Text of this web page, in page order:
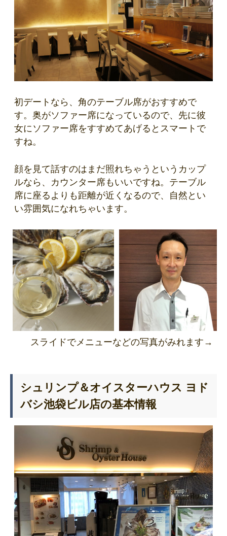
初デートなら、角のテーブル席がおすすめで
す。奥がソファー席になっているので、先に彼
女にソファー席をすすめてあげるとスマートで
すね。
顔を見て話すのはまだ照れちゃうというカップ
ルなら、カウンター席もいいですね。テーブル
席に座るよりも距離が近くなるので、自然とい
い雰囲気になれちゃいます。
スライドでメニューなどの写真がみれます→
シュリンプ＆オイスターハウス ヨド
バシ池袋ビル店の基本情報